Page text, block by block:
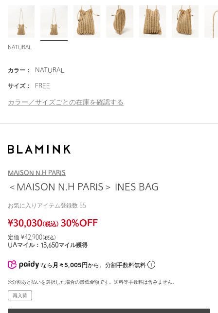
NATURAL
カラー： NATURAL
サイズ： FREE
カラー／サイズごとの在庫を確認する
MAISON N.H PARIS
＜MAISON N.H PARIS＞ INES BAG
お気に入りアイテム登録数 55
¥30,030(税込) 30%OFF
定価 ¥42,900(税込)
UAマイル： 13,650マイル獲得
なら 月々5,005円から。分割手数料無料
※分割あと払いを選択した場合の最低金額です。送料等手数料は含みません。
再入荷